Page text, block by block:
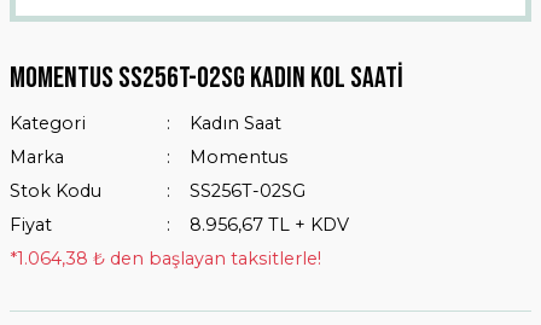
MOMENTUS SS256T-02SG KADIN KOL SAATİ
Kategori
Kadın Saat
Marka
Momentus
Stok Kodu
SS256T-02SG
Fiyat
8.956,67 TL + KDV
*1.064,38 ₺ den başlayan taksitlerle!